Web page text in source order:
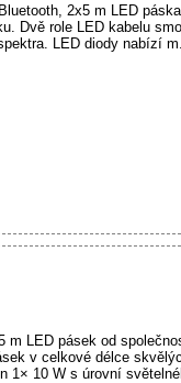
2x5 m LED
Dvě role LED kabelu
LED diody nabízí
m LED pásek od
v celkové délce
1× 10 W s úrovní